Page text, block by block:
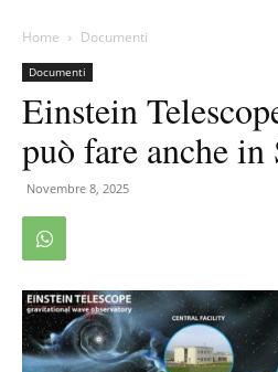
Home Documenti
Documenti
Einstein
può fare anche in
Novembre 8, 2025